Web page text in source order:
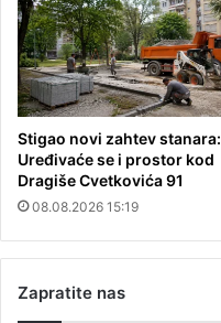
Stigao novi zahtev stanara:
Uređivaće se i prostor kod
Dragiše Cvetkovića 91
08.08.2026 15:19
Zapratite nas